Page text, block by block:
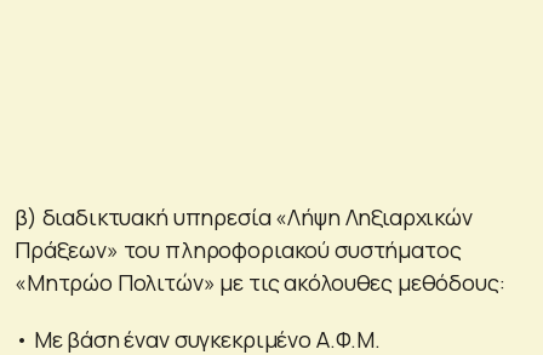
β) διαδικτυακή υπηρεσία «Λήψη Ληξιαρχικών
Πράξεων» του πληροφοριακού συστήματος
«Μητρώο Πολιτών» με τις ακόλουθες μεθόδους:
• Με βάση έναν συγκεκριμένο Α.Φ.Μ.